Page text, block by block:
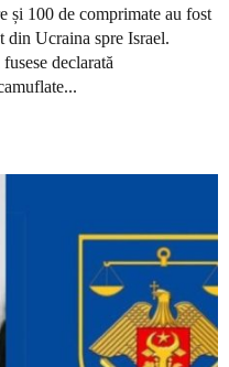
și 100 de comprimate au fost
din Ucraina spre Israel.
declarată